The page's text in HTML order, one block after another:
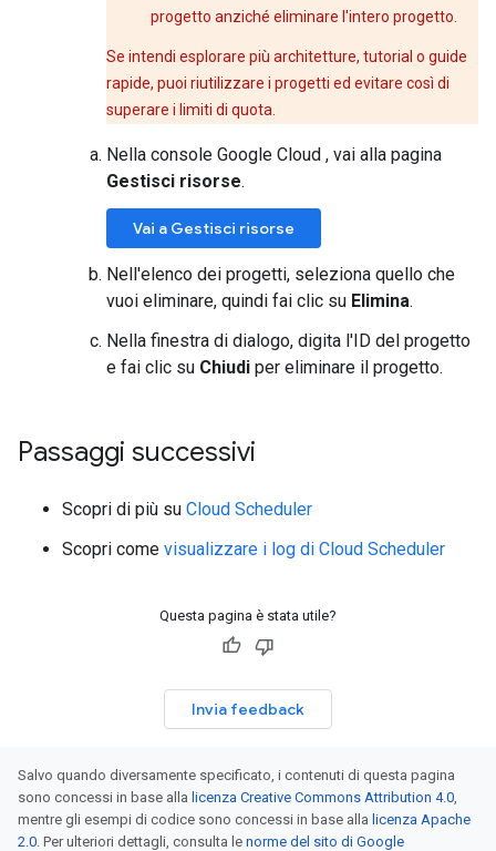
progetto anziché eliminare l'intero progetto.
Se intendi esplorare più architetture, tutorial o guide
rapide, puoi riutilizzare i progetti ed evitare così di
superare i limiti di quota.
Nella console Google Cloud , vai alla pagina
Gestisci risorse.
Vai a Gestisci risorse
Nell'elenco dei progetti, seleziona quello che
vuoi eliminare, quindi fai clic su Elimina.
Nella finestra di dialogo, digita l'ID del progetto
e fai clic su Chiudi per eliminare il progetto.
Passaggi successivi
Scopri di più su Cloud Scheduler
Scopri come visualizzare i log di Cloud Scheduler
Questa pagina è stata utile?
Invia feedback
Salvo quando diversamente specificato, i contenuti di questa pagina
sono concessi in base alla licenza Creative Commons Attribution 4.0,
mentre gli esempi di codice sono concessi in base alla licenza Apache
2.0. Per ulteriori dettagli, consulta le norme del sito di Google